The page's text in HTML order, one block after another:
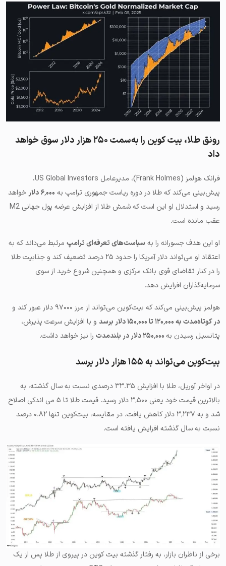
رونق طلا، بیت کوین را به‌سمت ۲۵۰ هزار دلار سوق خواهد
داد
فرانک هولمز (Frank Holmes)، مدیرعامل US Global Investors،
پیش‌بینی می‌کند که طلا در دوره ریاست جمهوری ترامپ به ۶٬۰۰۰ دلار
خواهد
رسید و استدلال او این است که شمش طلا از افزایش عرضه پول جهانی M2
عقب مانده است.
او این هدف جسورانه را به سیاست‌های تعرفه‌ای ترامپ مرتبط می‌داند که به
اعتقاد او می‌تواند دلار آمریکا را حدود ۲۵ درصد تضعیف کند و جذابیت طلا
را در کنار تقاضای قوی بانک مرکزی و همچنین شروع خرید از سوی
سرمایه‌گذاران افزایش دهد.
هولمز پیش‌بینی می‌کند که بیت‌کوین می‌تواند از مرز ۹۷۰۰۰ دلار عبور کند و
در کوتاه‌مدت به ۱۲۰٬۰۰۰ تا ۱۵۰٬۰۰۰ دلار برسد
و با افزایش سرعت پذیرش،
پتانسیل رسیدن به
را نیز خواهد داشت.
بیت‌کوین می‌تواند به ۱۵۵ هزار دلار برسد
در اواخر آوریل، طلا با افزایش ۳۳.۳۵ درصدی نسبت به سال گذشته، به
بالاترین قیمت خود یعنی ۳٬۵۰۰ دلار رسید. قیمت طلا تا ۵ می اندکی اصلاح
شد و به ۳٬۲۳۷ دلار کاهش یافت. در مقایسه، بیت‌کوین تنها ۰.۸۲ درصد
نسبت به سال گذشته افزایش یافته است.
برخی از ناظران بازار، به رفتار گذشته بیت کوین در پیروی از طلا پس از یک